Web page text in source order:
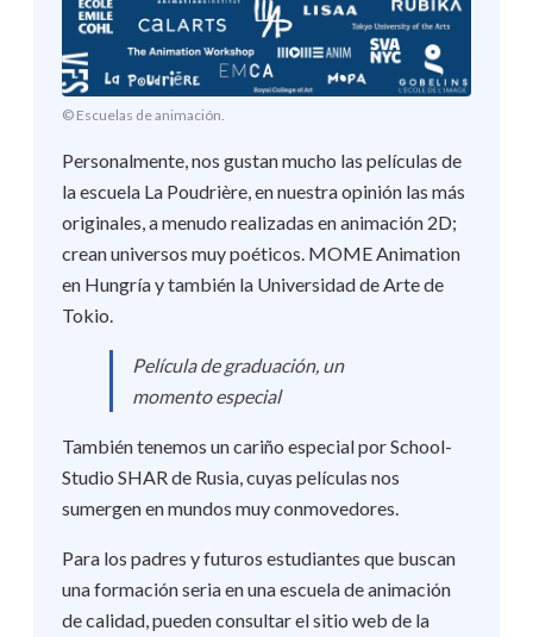
© Escuelas de animación.
Personalmente, nos gustan mucho las películas de
la escuela La Poudrière, en nuestra opinión las más
originales, a menudo realizadas en animación 2D;
crean universos muy poéticos. MOME Animation
en Hungría y también la Universidad de Arte de
Tokio.
Película de graduación, un
momento especial
También tenemos un cariño especial por School-
Studio SHAR de Rusia, cuyas películas nos
sumergen en mundos muy conmovedores.
Para los padres y futuros estudiantes que buscan
una formación seria en una escuela de animación
de calidad, pueden consultar el sitio web de la